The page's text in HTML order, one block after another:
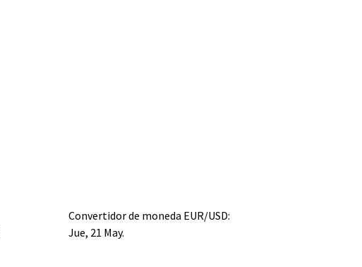
Convertidor de moneda EUR/USD:
Jue, 21 May.